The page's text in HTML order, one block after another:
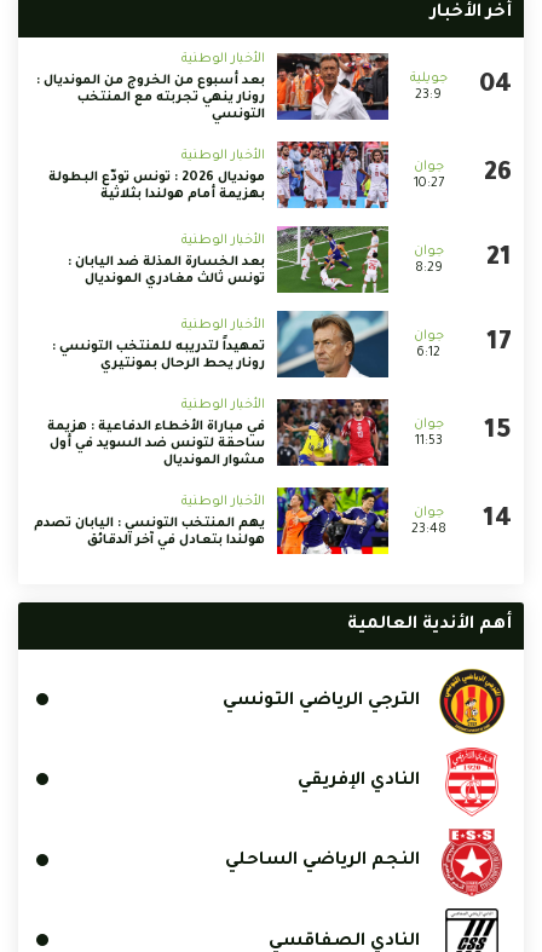
أخر الأخبار
23:9
الأخبار الوطنية
بعد أسبوع من الخروج من المونديال :
رونار ينهي تجربته مع المنتخب
التونسي
10:27
الأخبار الوطنية
مونديال 2026 : تونس تودّع البطولة
بهزيمة أمام هولندا بثلاثية
8:29
الأخبار الوطنية
بعد الخسارة المذلة ضد اليابان :
تونس ثالث مغادري المونديال
6:12
الأخبار الوطنية
تمهيداً لتدريبه للمنتخب التونسي :
رونار يحط الرحال بمونتيري
11:53
الأخبار الوطنية
في مباراة الأخطاء الدفاعية : هزيمة
ساحقة لتونس ضد السويد في أول
مشوار المونديال
23:48
الأخبار الوطنية
يهم المنتخب التونسي : اليابان تصدم
هولندا بتعادل في آخر الدقائق
أهم الأندية العالمية
الترجي الرياضي التونسي
النادي الإفريقي
النجم الرياضي الساحلي
النادي الصفاقسي